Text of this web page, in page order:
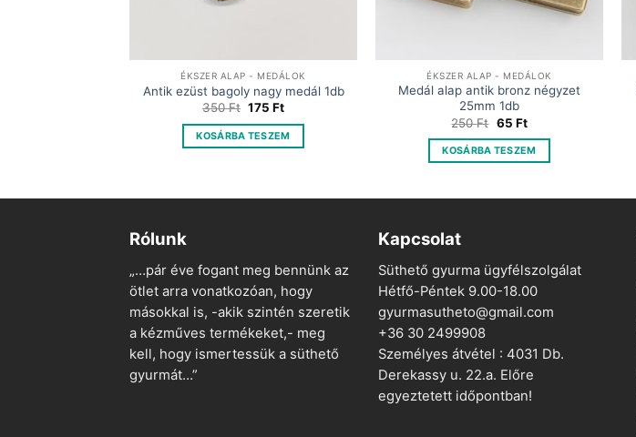
ÉKSZER ALAP - MEDÁLOK
Antik ezüst bagoly nagy medál 1db
350Ft Original
was:
350 Ft.
175 FtCurrent
is:
175 Ft.
KOSÁRBA TESZEM
ÉKSZER ALAP - MEDÁLOK
Medál alap antik bronz négyzet
25mm 1db
250Ft Original
was:
250 Ft.
65 FtCurrent
is:
65 Ft.
KOSÁRBA TESZEM
Rólunk
„…pár éve fogant meg bennünk az
ötlet arra vonatkozóan, hogy
másokkal is, -akik szintén szeretik
a kézműves termékeket,- meg
kell, hogy ismertessük a süthető
gyurmát…”
Kapcsolat
Süthető gyurma ügyfélszolgálat
Hétfő-Péntek 9.00-18.00
gyurmasutheto@gmail.com
+36 30 2499908
Személyes átvétel : 4031 Db.
Derekassy u. 22.a. Előre
egyeztetett időpontban!